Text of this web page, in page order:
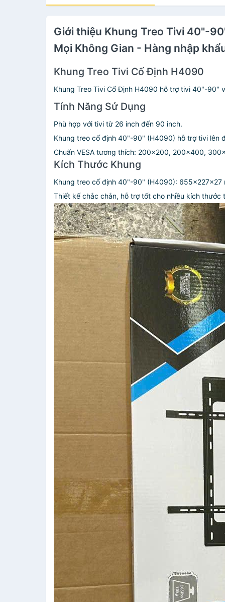
Giới thiệu Khung Treo Tivi 40"-
Mọi Không Gian - Hàng nhập
Khung Treo Tivi Cố Định H4090
Khung Treo Tivi Cố Định H4090 hỗ trợ tivi 40"-90"
Tính Năng Sử Dụng
Phù hợp với tivi từ 26 inch đến 90 inch.
Khung treo cố định 40"-90" (H4090) hỗ trợ tivi lên
Chuẩn VESA tương thích: 200x200, 200x400,
Kích Thước Khung
Khung treo cố định 40"-90" (H4090): 655x227x27
Thiết kế chắc chắn, hỗ trợ tốt cho nhiều kích thước